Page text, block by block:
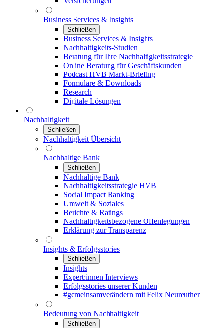
Business Services & Insights
Schließen
Business Services & Insights
Nachhaltigkeits-Studien
Beratung für Ihre Nachhaltigkeitsstrategie
Online Beratung für Geschäftskunden
Podcast HVB Markt-Briefing
Formulare & Downloads
Research
Digitale Lösungen
Nachhaltigkeit
Schließen
Nachhaltigkeit Übersicht
Nachhaltige Bank
Schließen
Nachhaltige Bank
Nachhaltigkeitsstrategie HVB
Social Impact Banking
Umwelt & Soziales
Berichte & Ratings
Nachhaltigkeitsbezogene Offenlegungen
Erklärung zur Transparenz
Insights & Erfolgsstories
Schließen
Insights
Expert:innen Interviews
Erfolgsstories unserer Kunden
#gemeinsamverändern mit Felix Neureuther
Bedeutung von Nachhaltigkeit
Schließen